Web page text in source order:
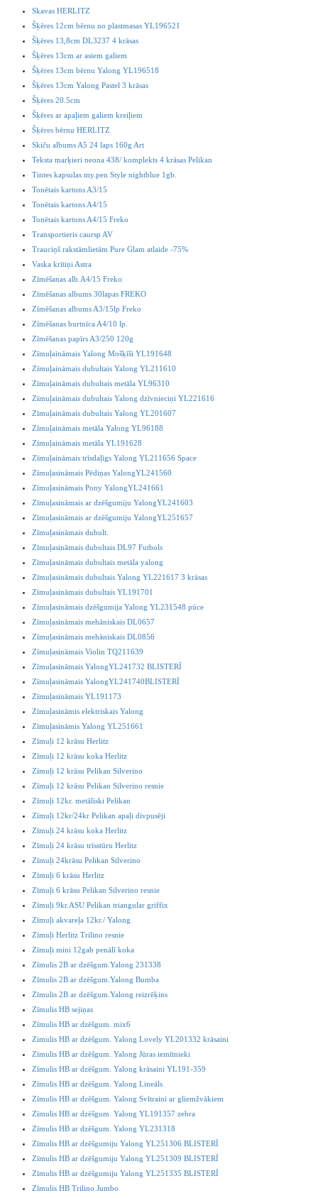
Skavas HERLITZ
Šķēres 12cm bērnu no plastmasas YL196521
Šķēres 13,8cm DL3237 4 krāsas
Šķēres 13cm ar asiem galiem
Šķēres 13cm bērnu Yalong YL196518
Šķēres 13cm Yalong Pastel 3 krāsas
Šķēres 20.5cm
Šķēres ar apaļiem galiem kreiļiem
Šķēres bērnu HERLITZ
Skiču albums A5 24 laps 160g Art
Teksta marķieri neona 438/ komplekts 4 krāsas Pelikan
Tintes kapsulas my.pen Style nightblue 1gb.
Tonētais kartons A3/15
Tonētais kartons A4/15
Tonētais kartons A4/15 Freko
Transportieris caursp AV
Trauciņš rakstāmlietām Pure Glam atlaide -75%
Vaska krītiņi Astra
Zīmēšanas alb.A4/15 Freko
Zīmēšanas albums 30lapas FREKO
Zīmēšanas albums A3/15lp Freko
Zīmēšanas burtnīca A4/10 lp.
Zīmēšanas papīrs A3/250 120g
Zīmuļaināmais Yalong Mošķīši YL191648
Zīmuļaināmais dubultais Yalong YL211610
Zīmuļaināmais dubultais metāla YL96310
Zīmuļaināmais dubultais Yalong dzīvnieciņi YL221616
Zīmuļaināmais dubultais Yalong YL201607
Zīmuļaināmais metāla Yalong YL96188
Zīmuļaināmais metāla YL191628
Zīmuļaināmais trīsdaļīgs Yalong YL211656 Space
Zīmuļasināmais Pēdiņas YalongYL241560
Zīmuļasināmais Pony YalongYL241661
Zīmuļasināmais ar dzēšgumiju YalongYL241603
Zīmuļasināmais ar dzēšgumiju YalongYL251657
Zīmuļasināmais dubult.
Zīmuļasināmais dubultais DL97 Futbols
Zīmuļasināmais dubultais metāla yalong
Zīmuļasināmais dubultais Yalong YL221617 3 krāsas
Zīmuļasināmais dubultais YL191701
Zīmuļasināmais dzēšgumija Yalong YL231548 pūce
Zīmuļasināmais mehāniskais DL0657
Zīmuļasināmais mehāniskais DL0856
Zīmuļasināmais Violin TQ211639
Zīmuļasināmais YalongYL241732 BLISTERĪ
Zīmuļasināmais YalongYL241740BLISTERĪ
Zīmuļasināmais YL191173
Zīmuļasināmis elektriskais Yalong
Zīmuļasināmis Yalong YL251661
Zīmuļi 12 krāsu Herlitz
Zīmuļi 12 krāsu koka Herlitz
Zīmuļi 12 krāsu Pelikan Silverino
Zīmuļi 12 krāsu Pelikan Silverino resnie
Zīmuļi 12kr. metāliski Pelikan
Zīmuļi 12kr/24kr Pelikan apaļi divpusēji
Zīmuļi 24 krāsu koka Herlitz
Zīmuļi 24 krāsu trīsstūru Herlitz
Zīmuļi 24krāsu Pelikan Silverino
Zīmuļi 6 krāsu Herlitz
Zīmuļi 6 krāsu Pelikan Silverino resnie
Zīmuļi 9kr.ASU Pelikan triangular griffix
Zīmuļi akvareļa 12kr./ Yalong
Zīmuļi Herlitz Trilino resnie
Zīmuļi mini 12gab penālī koka
Zīmulis 2B ar dzēšgum.Yalong 231338
Zīmulis 2B ar dzēšgum.Yalong Bumba
Zīmulis 2B ar dzēšgum.Yalong reizrēķins
Zīmulis HB sejiņas
Zīmulis HB ar dzēšgum. mix6
Zimulis HB ar dzēšgum. Yalong Lovely YL201332 krāsaini
Zīmulis HB ar dzēšgum. Yalong Jūras iemītnieki
Zīmulis HB ar dzēšgum. Yalong krāsaini YL191-359
Zīmulis HB ar dzēšgum. Yalong Lineāls
Zīmulis HB ar dzēšgum. Yalong Svītraini ar gliemžvākiem
Zīmulis HB ar dzēšgum. Yalong YL191357 zebra
Zīmulis HB ar dzēšgum. Yalong YL231318
Zīmulis HB ar dzēšgumiju Yalong YL251306 BLISTERĪ
Zīmulis HB ar dzēšgumiju Yalong YL251309 BLISTERĪ
Zīmulis HB ar dzēšgumiju Yalong YL251335 BLISTERĪ
Zīmulis HB Trilino Jumbo